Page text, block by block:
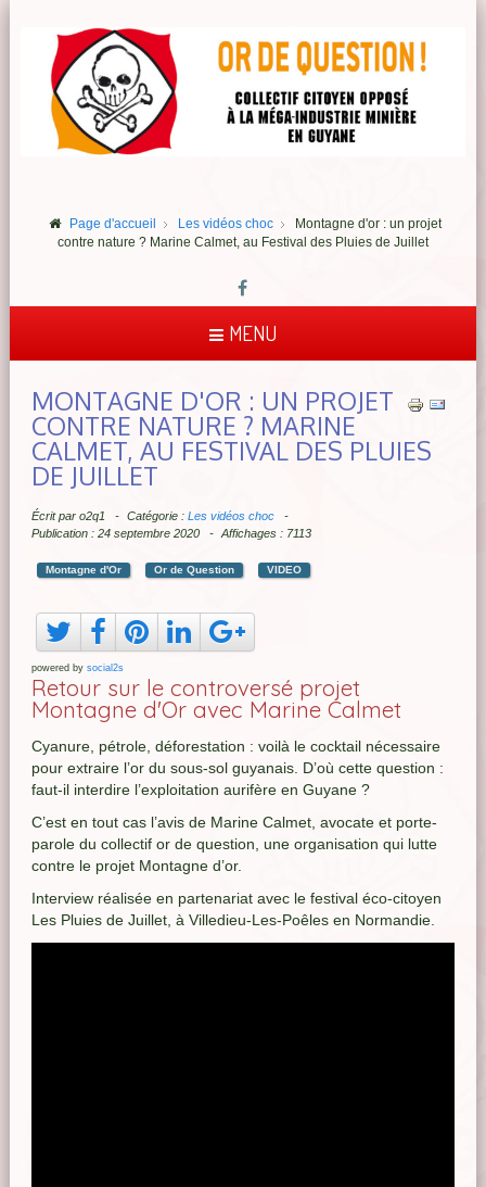
Page d'accueil Les vidéos choc
Montagne d'or : un projet
contre nature ? Marine Calmet, au Festival des Pluies de Juillet
MENU
MONTAGNE D'OR : UN PROJET
CONTRE NATURE ? MARINE
CALMET, AU FESTIVAL DES PLUIES
DE JUILLET
Écrit par o2q1 Catégorie : Les vidéos choc
Publication : 24 septembre 2020
Affichages : 7113
Montagne d'Or Or de Question VIDEO
powered by social2s
Retour sur le controversé projet
Montagne d'Or avec Marine Calmet
Cyanure, pétrole, déforestation : voilà le cocktail nécessaire
pour extraire l’or du sous-sol guyanais. D’où cette question :
faut-il interdire l’exploitation aurifère en Guyane ?
C’est en tout cas l’avis de Marine Calmet, avocate et porte-
parole du collectif or de question, une organisation qui lutte
contre le projet Montagne d’or.
Interview réalisée en partenariat avec le festival éco-citoyen
Les Pluies de Juillet, à Villedieu-Les-Poêles en Normandie.